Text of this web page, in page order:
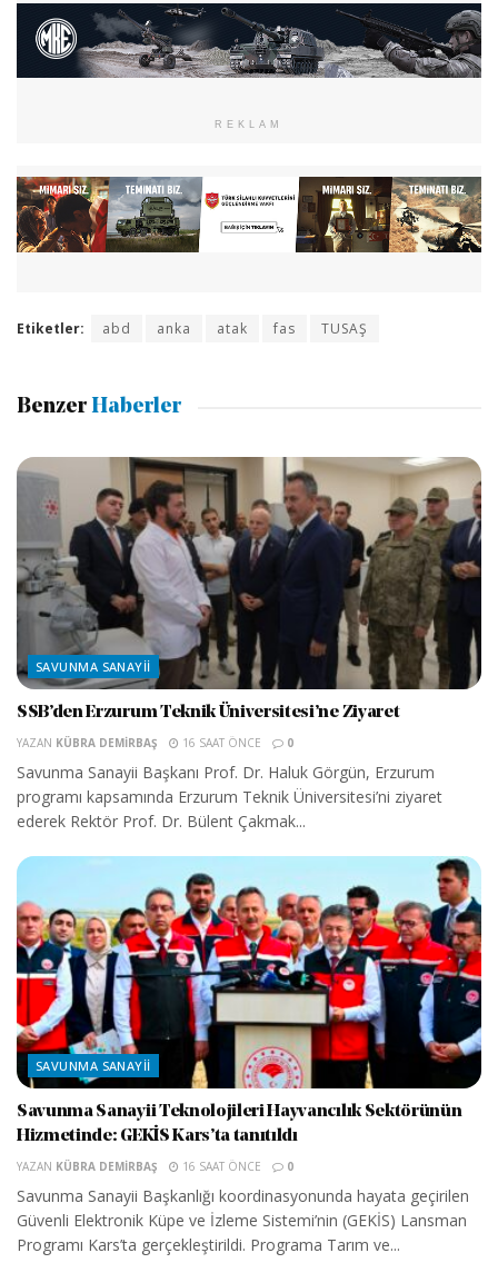
REKLAM
Etiketler: abd anka atak fas TUSAŞ
Benzer Haberler
SAVUNMA SANAYII
SSB’den Erzurum Teknik Üniversitesi’ne Ziyaret
YAZAN KÜBRA DEMIRBAŞ 16 SAAT ÖNCE 0
Savunma Sanayii Başkanı Prof. Dr. Haluk Görgün, Erzurum
programı kapsamında Erzurum Teknik Üniversitesi’ni ziyaret
ederek Rektör Prof. Dr. Bülent Çakmak...
SAVUNMA SANAYII
Savunma Sanayii Teknolojileri Hayvancılık Sektörünün
Hizmetinde: GEKİS Kars’ta tanıtıldı
YAZAN KÜBRA DEMIRBAŞ 16 SAAT ÖNCE 0
Savunma Sanayii Başkanlığı koordinasyonunda hayata geçirilen
Güvenli Elektronik Küpe ve İzleme Sistemi’nin (GEKİS) Lansman
Programı Kars’ta gerçekleştirildi. Programa Tarım ve...